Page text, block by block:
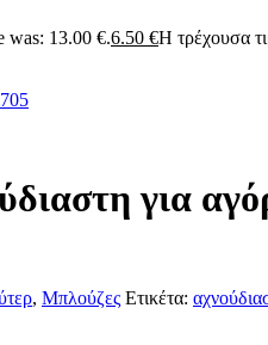
was: 13.00 €.6.50 €Η τρέχουσα
για
, Μπλούζες Ετικέτα: